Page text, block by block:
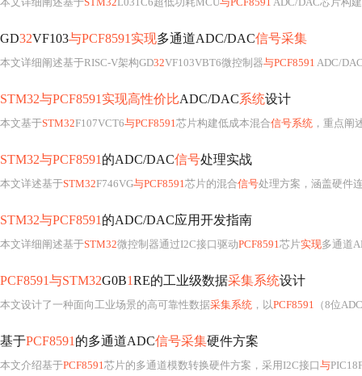
GD32VF103与PCF8591实现多通道ADC/DAC信号采集
本文详细阐述基于RISC-V架构GD32VF103VBT6微控制器与PCF8591 ADC/
STM32与PCF8591实现高性价比ADC/DAC系统设计
本文基于STM32F107VCT6与PCF8591芯片构建低成本混合信号系统 ，重点阐
STM32与PCF8591 的ADC/DAC信号处理实战
本文详述基于STM32F746VG与PCF8591芯片的混合信号处理方案，涵盖硬件
STM32与PCF8591 的ADC/DAC应用开发指南
本文详细阐述基于STM32微控制器通过I2C接口驱动PCF8591芯片实现多通道
PCF8591与STM32G0B1RE的工业级数据采集系统设计
本文设计了一种面向工业场景的高可靠性数据采集系统 ，以PCF8591 （8位
基于PCF8591 的多通道ADC信号采集硬件方案
本文介绍基于PCF8591芯片的多通道模数转换硬件方案，采用I2C接口与